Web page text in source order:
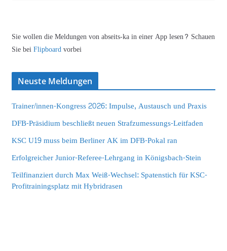
Sie wollen die Meldungen von abseits-ka in einer App lesen? Schauen
Sie beiFlipboardvorbei
Neuste Meldungen
Trainer/innen-Kongress 2026: Impulse, Austausch und Praxis
DFB-Präsidium beschließt neuen Strafzumessungs-Leitfaden
KSC U19 muss beim Berliner AK im DFB-Pokal ran
Erfolgreicher Junior-Referee-Lehrgang in Königsbach-Stein
Teilfinanziert durch Max Weiß-Wechsel: Spatenstich für KSC-
Profitrainingsplatz mit Hybridrasen